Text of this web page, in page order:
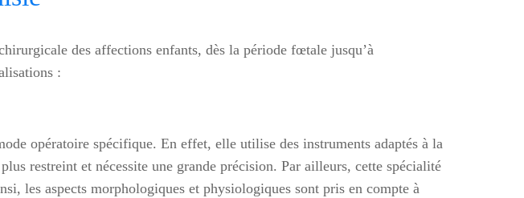
des affections enfants, dès la période fœtale jusqu’à
:
opératoire spécifique. En effet, elle utilise des instruments adaptés à la
restreint et nécessite une grande précision. Par ailleurs, cette spécialité
les aspects morphologiques et physiologiques sont pris en compte à